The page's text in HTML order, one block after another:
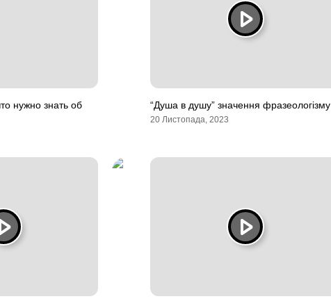
нужно знать об
“Душа в душу” значення фразеологізму
20 Листопада, 2023